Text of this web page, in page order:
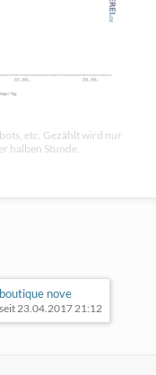
etc. Gezählt wird nur
halben Stunde.
boutique nove
seit 23.04.2017 21:12